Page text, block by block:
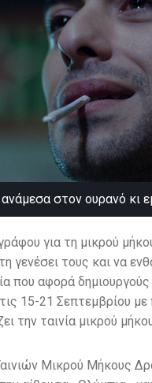
στον ουρανό κι
για τη μικρού
γενέσει τους και να
που αφορά
15-21 Σεπτεμβρίου
την ταινία μικρού
Μικρού Μήκους